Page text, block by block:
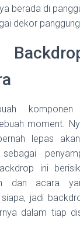
berada di
dekor panggung.
komponen
moment.
lepas
ini
dan acara
jadi
dalam tiap